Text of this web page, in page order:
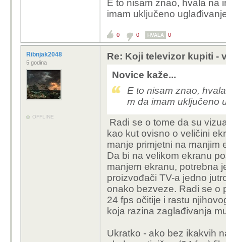
Ne ide. Jer
noge 😅
Volim taj
volim i ja kino ugodaj al ne
Junior335 (51°
naprijed. Prvi red u
što je većina filmova (
sa relativno višom
kutem, FOV).
Ali prvi red u kinu je
pozicije platna u
prema gore što je
uglavnom nije
montažu / stalka /
Ali tko god se odluči
nekog tipa
E to nisam znao, hvala na
imam uključeno
0 0 HVALA 0
Ribnjak2048
5 godina
OFFLINE
Re: Koji televizor kupiti -
Novice kaže...
E to nisam znao,
m da imam uključeno
Radi se o tome da su
kao kut ovisno o veličini
manje primjetni na manjim
Da bi na velikom ekranu
manjem ekranu, potrebna
proizvođači TV-a jedno
onako bezveze. Radi se o
24 fps očitije i rastu
koja razina zaglađivanja
Ukratko - ako bez ikakvih